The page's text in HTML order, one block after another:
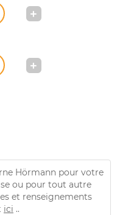
Hörmann pour votre
ou pour tout autre
et renseignements
ici ..